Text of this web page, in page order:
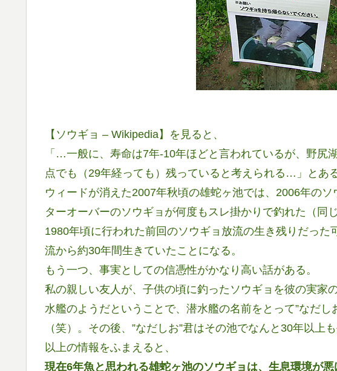
【ソウギョ – Wikipedia】を見ると、
「…一般に、寿命は7年-10年ほどと言われているが、野尻
点でも（29年経っても）残っていると考えられる…」とある
ウィードが消えた2007年秋頃の雄蛇ヶ池では、2006年の
ターオーバーのソウギョが何度もスレ掛かりで釣れた（同
1980年頃に行われた前回のソウギョ放流の生き残りだった
流から約30年間生きていたことになる。
もう一つ、事実としての信憑性がかなり高い話がある。
私の親しい友人が、子供の頃に釣ったソウギョを彼の実家
水艦のようだということで、潜水艦の名前をとって”なだ
（笑）。その後、”なだしお”君はその池でなんと30年以上
以上の情報をふまえると、
現在6年魚と思われる雄蛇ヶ池のソウギョは、生息環境が